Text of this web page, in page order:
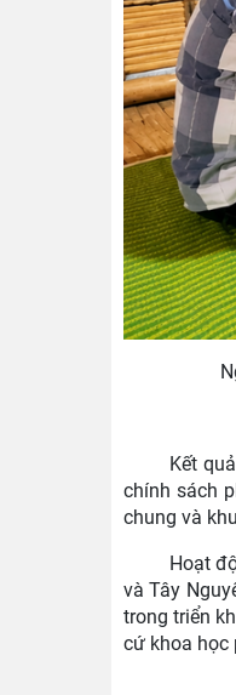
Kết
chính sách
chung và
Hoạt
và Tây
trong triển
cứ khoa học